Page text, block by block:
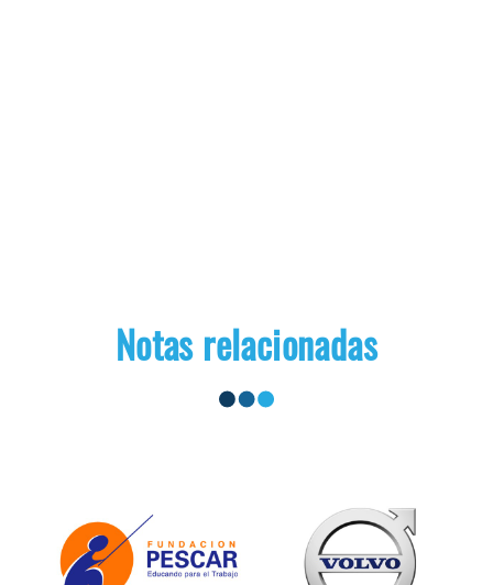
Notas relacionadas